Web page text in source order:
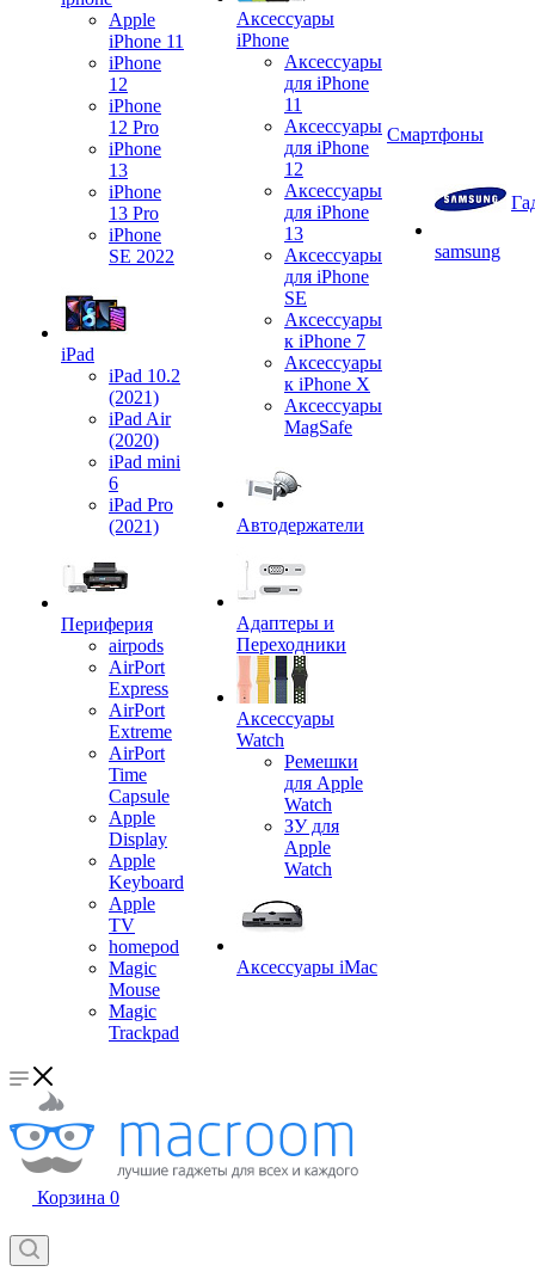
Apple
iPhone 11
iPhone
12
iPhone
12 Pro
iPhone
13
iPhone
13 Pro
iPhone
SE 2022
iPad
iPad 10.2
(2021)
iPad Air
(2020)
iPad mini
6
iPad Pro
(2021)
Периферия
airpods
AirPort
Express
AirPort
Extreme
AirPort
Time
Capsule
Apple
Display
Apple
Keyboard
Apple
TV
homepod
Magic
Mouse
Magic
Trackpad
Аксессуары
iPhone
Аксессуары
для iPhone
11
Аксессуары
для iPhone
12
Аксессуары
для iPhone
13
Аксессуары
для iPhone
SE
Аксессуары
к iPhone 7
Аксессуары
к iPhone X
Аксессуары
MagSafe
Автодержатели
Адаптеры и
Переходники
Аксессуары
Watch
Ремешки
для Apple
Watch
ЗУ для
Apple
Watch
Аксессуары iMac
Смартфоны
samsung
Корзина 0